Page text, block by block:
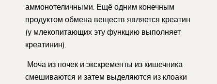
аммонотеличными. Ещё одним конечным
продуктом обмена веществ является креатин
(у млекопитающих эту функцию выполняет
креатинин).
Моча из почек и экскременты из кишечника
смешиваются и затем выделяются из клоаки